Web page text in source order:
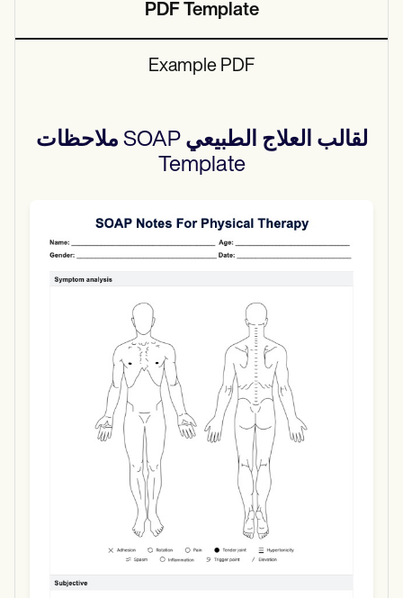
PDF Template
Example PDF
ملاحظات SOAP لقالب العلاج الطبيعي
Template
Use Template
Download